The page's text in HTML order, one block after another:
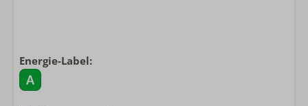
Energie-Label: